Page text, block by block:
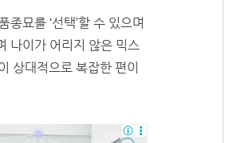
묘를 ‘선택’할 수 있으며
나이가 어리지 않은 믹스
상대적으로 복잡한 편이